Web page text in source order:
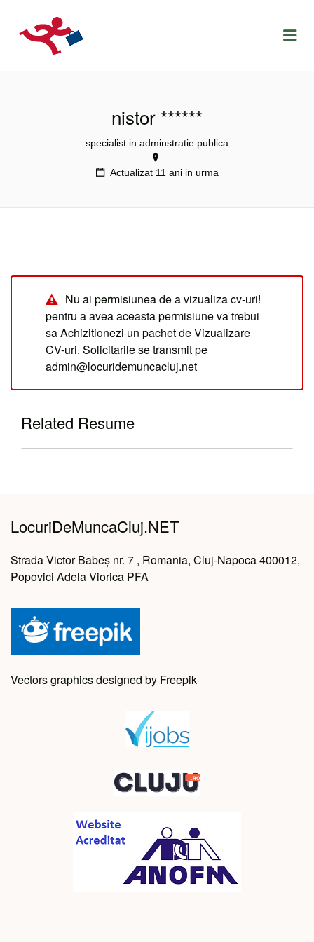
LOCURIDEMUNCACLUJ.NET
nistor ******
specialist in adminstratie publica
Actualizat 11 ani in urma
Nu ai permisiunea de a vizualiza cv-uri!
pentru a avea aceasta permisiune va trebui
sa Achizitionezi un pachet de Vizualizare
CV-uri. Solicitarile se transmit pe
admin@locuridemuncacluj.net
Related Resume
LocuriDeMuncaCluj.NET
Strada Victor Babeș nr. 7 , Romania, Cluj-Napoca 400012,
Popovici Adela Viorica PFA
Vectors graphics designed by Freepik